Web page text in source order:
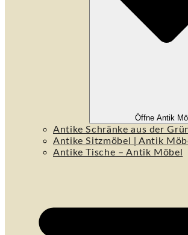
Öffne Antik
Antike Schränke aus der
Antike Sitzmöbel | Antik
Antike Tische – Antik Möbel